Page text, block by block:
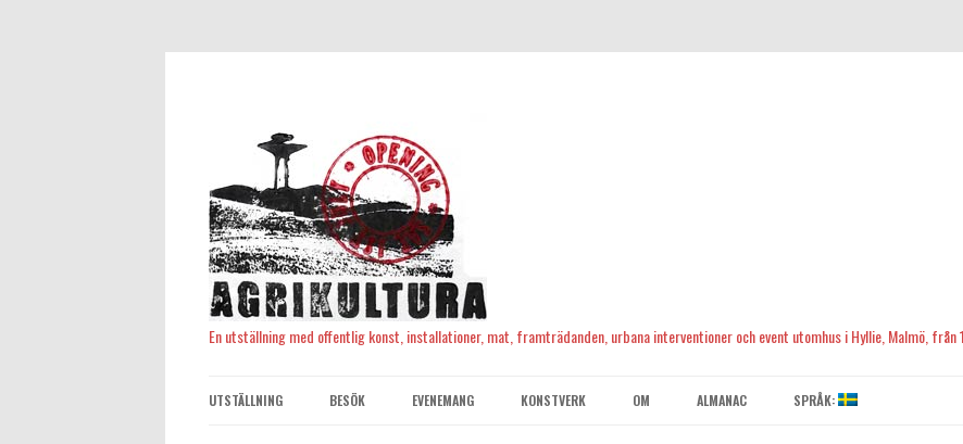
En utställning med offentlig konst, installationer, mat, framträdanden, urbana interventioner och event utomhus i Hyllie, Malmö,
to
content
UTSTÄLLNING BESÖK EVENEMANG KONSTVERK OM ALMANAC SPRÅK: